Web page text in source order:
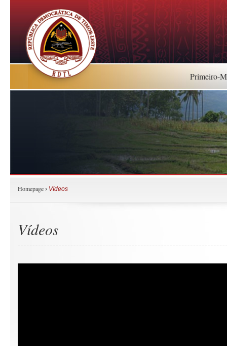
Primeiro-
Homepage › Vídeos
Vídeos